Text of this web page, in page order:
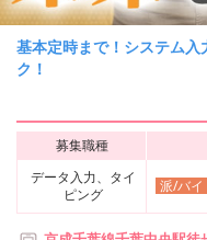
基本定時まで！システム
ク！
募集職種
データ入力、タイ
ピング
派/バイ